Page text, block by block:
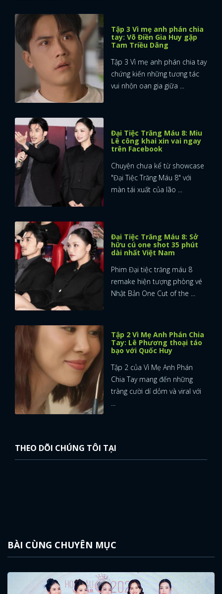
Tập 3 Vì mẹ anh phán chia
tay: Võ Điền Gia Huy gặp
Tam Triều Dâng
Tập 3 Vì mẹ anh phán chia tay
chứng kiến những tương tác
vui nhộn oan gia giữa ...
Đại Tiệc Trăng Máu 8: Miu
Lê công khai xin vai ngay
trên Facebook
Chuyện chưa kể từ showcase
"Đại Tiệc Trăng Máu 8" với
màn tái xuất của lão ...
Đại Tiệc Trăng Máu 8: Sở
hữu cú one shot 35 phút
dài nhất Việt Nam
Phim Đại tiệc trăng máu 8
remake hiện tượng phòng vé
Nhật Bản One Cut of the ...
Tập 2 Vì Mẹ Anh Phán Chia
Tay: Lê Phương thoại táo
bạo với Quốc Huy
Tập 2 của Vì Mẹ Anh Phán
Chia Tay mang đến những
tràng cười dí dỏm và viral với
...
THEO DÕI CHÚNG TÔI TẠI
BÀI CÙNG CHUYÊN MỤC